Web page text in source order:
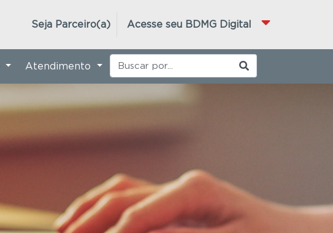
Acesse seu BDMG Digital
Seja Parceiro(a)
Atendimento